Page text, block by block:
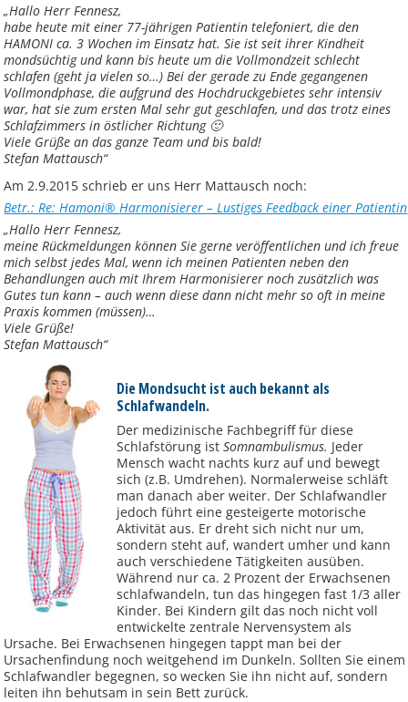
„Hallo Herr Fennesz,
habe heute mit einer 77-jährigen Patientin telefoniert, die den
HAMONI ca. 3 Wochen im Einsatz hat. Sie ist seit ihrer Kindheit
mondsüchtig und kann bis heute um die Vollmondzeit schlecht
schlafen (geht ja vielen so…) Bei der gerade zu Ende gegangenen
Vollmondphase, die aufgrund des Hochdruckgebietes sehr intensiv
war, hat sie zum ersten Mal sehr gut geschlafen, und das trotz eines
Schlafzimmers in östlicher Richtung 🙂
Viele Grüße an das ganze Team und bis bald!
Stefan Mattausch“
Am 2.9.2015 schrieb er uns Herr Mattausch noch:
Betr.: Re: Hamoni® Harmonisierer – Lustiges Feedback einer Patientin
„Hallo Herr Fennesz,
meine Rückmeldungen können Sie gerne veröffentlichen und ich freue
mich selbst jedes Mal, wenn ich meinen Patienten neben den
Behandlungen auch mit Ihrem Harmonisierer noch zusätzlich was
Gutes tun kann – auch wenn diese dann nicht mehr so oft in meine
Praxis kommen (müssen)…
Viele Grüße!
Stefan Mattausch“
Die Mondsucht ist auch bekannt als
Schlafwandeln.
Der medizinische Fachbegriff für diese
Schlafstörung istSomnambulismus. Jeder
Mensch wacht nachts kurz auf und bewegt
sich (z.B. Umdrehen). Normalerweise schläft
man danach aber weiter. Der Schlafwandler
jedoch führt eine gesteigerte motorische
Aktivität aus. Er dreht sich nicht nur um,
sondern steht auf, wandert umher und kann
auch verschiedene Tätigkeiten ausüben.
Während nur ca. 2 Prozent der Erwachsenen
schlafwandeln, tun das hingegen fast 1/3 aller
Kinder. Bei Kindern gilt das noch nicht voll
entwickelte zentrale Nervensystem als
Ursache. Bei Erwachsenen hingegen tappt man bei der
Ursachenfindung noch weitgehend im Dunkeln. Sollten Sie einem
Schlafwandler begegnen, so wecken Sie ihn nicht auf, sondern
leiten ihn behutsam in sein Bett zurück.